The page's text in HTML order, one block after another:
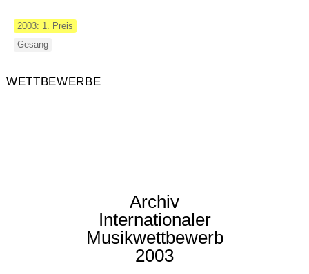
2003: 1. Preis
Gesang
WETTBEWERBE
Archiv
Internationaler
Musikwettbewerb
2003